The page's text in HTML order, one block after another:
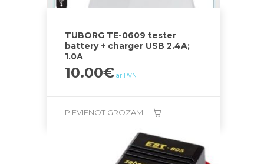
TUBORG TE-0609 tester
battery + charger USB 2.4A;
1.0A
10.00€ ar PVN
PIEVIENOT GROZAM